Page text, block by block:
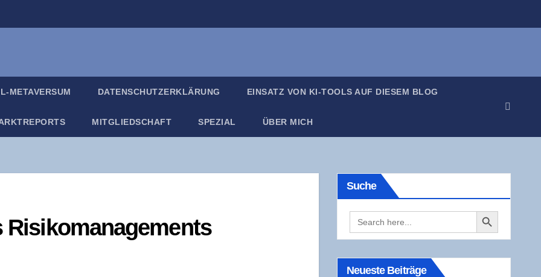
META­VER­SUM DATEN­SCHUTZ­ER­KLÄ­RUNG EIN­SATZ VON KI-TOOLS AUF DIE­SEM BLOG
MIT­GLIED­SCHAFT SPE­ZI­AL ÜBER MICH
Risikomanagements
Suche
Search
for:
Search Button
Neu­es­te Beiträge